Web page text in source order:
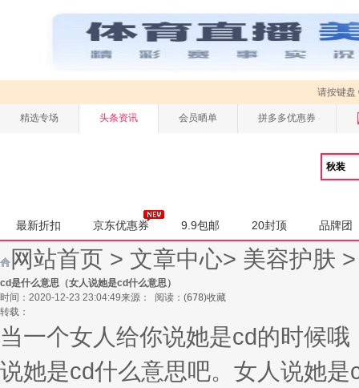
请按键盘
精选专场 头条资讯 会员晒单 拼多多优惠券
最新折扣 京东优惠券 9.9包邮 20封顶 品牌团
网站首页 > 文章中心> 美容护肤
cd是什么意思（女人说她是cd什么意思）
时间：2020-12-23 23:04:49来源： 阅读： (678)收藏
转载：
当一个女人给你说她是cd的时候
说她是cd什么意思吧。女人说她